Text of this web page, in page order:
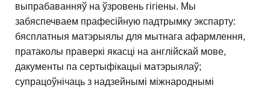
выпрабаванняў на ўзровень гігіены. Мы
забяспечваем прафесійную падтрымку экспарту:
бясплатныя матэрыялы для мытнага афармлення,
пратаколы праверкі якасці на англійскай мове,
дакументы па сертыфікацыі матэрыялаў;
супрацоўнічаць з надзейнымі міжнароднымі